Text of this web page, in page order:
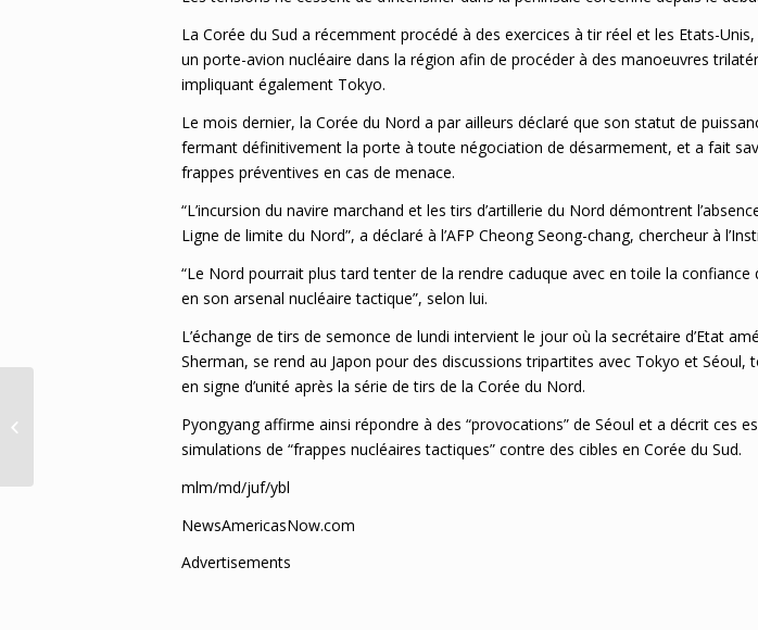
La Corée du Sud a récemment procédé à des exercices à tir réel et les Etats-
un porte-avion nucléaire dans la région afin de procéder à des manoeuvres
impliquant également Tokyo.
Le mois dernier, la Corée du Nord a par ailleurs déclaré que son statut de
fermant définitivement la porte à toute négociation de désarmement, et a fait
frappes préventives en cas de menace.
“L’incursion du navire marchand et les tirs d’artillerie du Nord démontrent
Ligne de limite du Nord”, a déclaré à l’AFP Cheong Seong-chang, chercheur à
“Le Nord pourrait plus tard tenter de la rendre caduque avec en toile la confiance
en son arsenal nucléaire tactique”, selon lui.
L’échange de tirs de semonce de lundi intervient le jour où la secrétaire d’Etat
Sherman, se rend au Japon pour des discussions tripartites avec Tokyo et Séoul,
en signe d’unité après la série de tirs de la Corée du Nord.
Pyongyang affirme ainsi répondre à des “provocations” de Séoul et a décrit ces
simulations de “frappes nucléaires tactiques” contre des cibles en Corée du Sud.
mlm/md/juf/ybl
NewsAmericasNow.com
Advertisements
Echange de tirs de semonce entre
les deux Corées sur la frontière